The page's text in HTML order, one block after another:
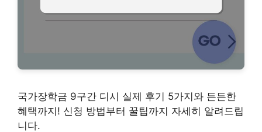
국가장학금 9구간 디시 실제 후기 5가지와 든든한
혜택까지! 신청 방법부터 꿀팁까지 자세히 알려드립
니다.